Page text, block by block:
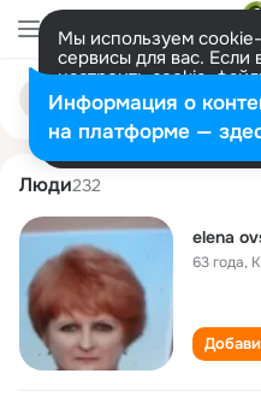
Мы используем
сервисы для вас. Если
настроить cookie-
представитель.
Разрешить все
Поиск
людям
elena ovsienko
Люди232
elena
63 года,
Информация о
на платформе —